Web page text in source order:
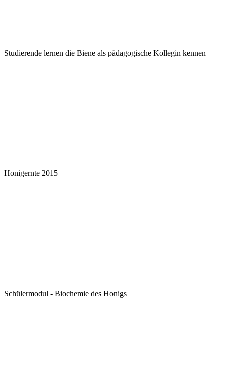
Studierende lernen die Biene als pädagogische Kollegin kennen
Honigernte 2015
Schülermodul - Biochemie des Honigs